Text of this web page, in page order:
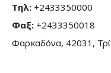
Τηλ: +2433350000
Φαξ: +2433350018
Φαρκαδόνα, 42031,